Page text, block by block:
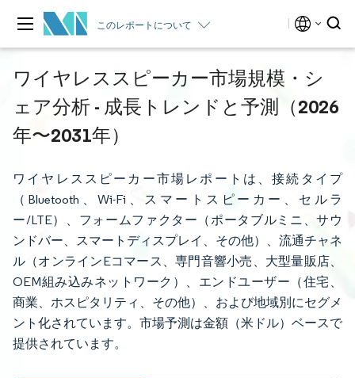
このレポートについて
ワイヤレススピーカー市場規模・シ
ェア分析 - 成長トレンドと予測（2026
年〜2031年）
ワイヤレススピーカー市場レポートは、接続タイプ
（Bluetooth、Wi-Fi、スマートスピーカー、セルラ
ー/LTE）、フォームファクター（ポータブルミニ、サウ
ンドバー、スマートディスプレイ、その他）、流通チャネ
ル（オンラインEコマース、専門音響小売、大型量販店、
OEM組み込みネットワーク）、エンドユーザー（住宅、
商業、ホスピタリティ、その他）、および地域別にセグメ
ント化されています。市場予測は金額（米ドル）ベースで
提供されています。